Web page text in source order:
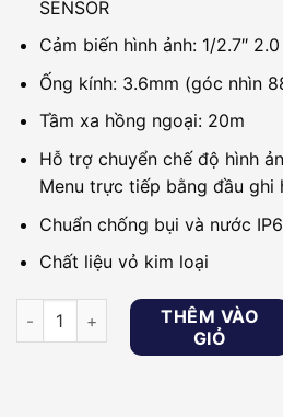
SENSOR
Cảm biến hình ảnh: 1/2.7″
Ống kính: 3.6mm (góc nhìn
Tầm xa hồng ngoại: 20m
Hỗ trợ chuyển chế độ hình
Menu trực tiếp bằng đầu ghi
Chuẩn chống bụi và nước
Chất liệu vỏ kim loại
Camera 4in1 Dome 2MPTHÊM VÀO
GIỎ